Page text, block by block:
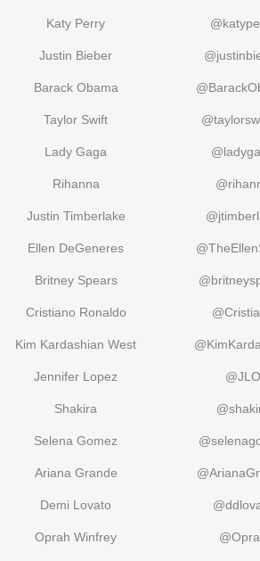
Katy Perry
Justin Bieber
Barack Obama
Taylor Swift
Lady Gaga
Rihanna
Justin Timberlake
Ellen DeGeneres
Britney Spears
Cristiano Ronaldo
Kim Kardashian West
Jennifer Lopez @JLO
Shakira
Selena Gomez
Ariana Grande
Demi Lovato
Oprah Winfrey